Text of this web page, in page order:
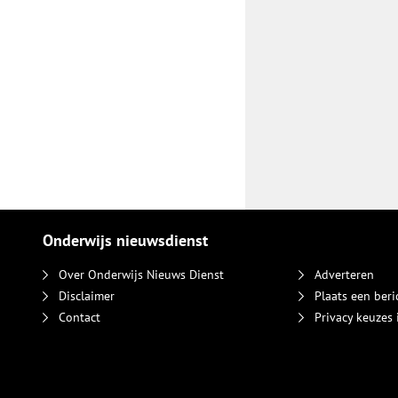
Onderwijs nieuwsdienst
Over Onderwijs Nieuws Dienst
Disclaimer
Contact
Adverteren
Plaats een
Privacy